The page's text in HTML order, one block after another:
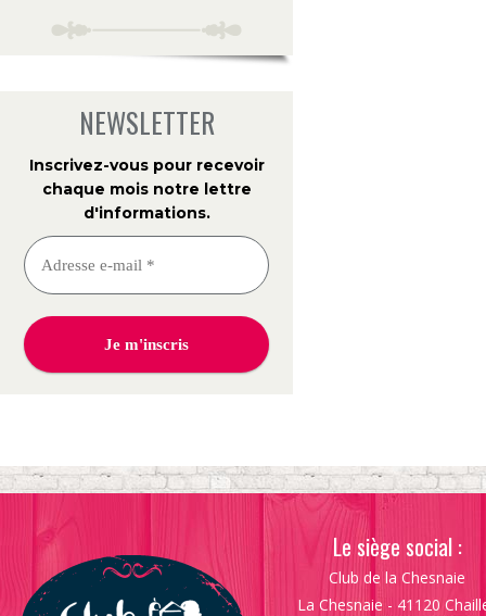
NEWSLETTER
Inscrivez-vous pour recevoir
chaque mois notre lettre
d'informations.
Le siège social :
Club de la Chesnaie
La Chesnaie - 41120